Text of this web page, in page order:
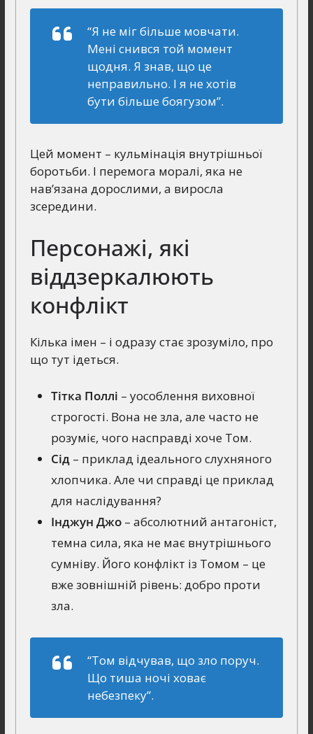
“Я не міг більше мовчати.
Мені снився той момент
щодня. Я знав, що це
неправильно. І я не хотів
бути більше боягузом”.
Цей момент – кульмінація внутрішньої
боротьби. І перемога моралі, яка не
нав’язана дорослими, а виросла
зсередини.
Персонажі, які
віддзеркалюють
конфлікт
Кілька імен – і одразу стає зрозуміло, про
що тут ідеться.
Тітка Поллі – уособлення виховної
строгості. Вона не зла, але часто не
розуміє, чого насправді хоче Том.
Сід– приклад ідеального слухняного
хлопчика. Але чи справді це приклад
для наслідування?
Інджун Джо– абсолютний антагоніст,
темна сила, яка не має внутрішнього
сумніву. Його конфлікт із Томом – це
вже зовнішній рівень: добро проти
зла.
“Том відчував, що зло поруч.
Що тиша ночі ховає
небезпеку”.